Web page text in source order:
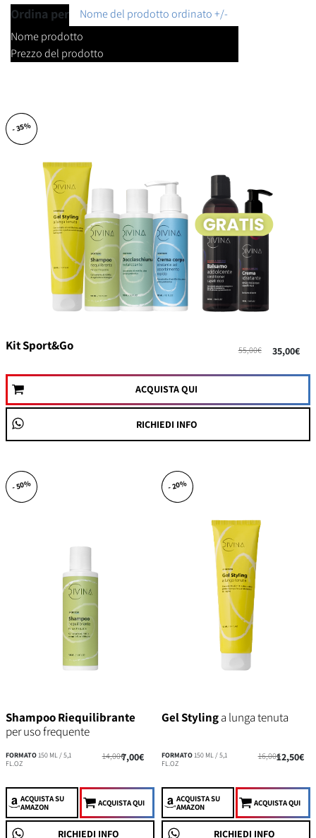
Ordina per
Nome del prodotto ordinato +/-
Nome prodotto
Prezzo del prodotto
- 35%
Kit Sport&Go 55,00€ 35,00€
ACQUISTA QUI
RICHIEDI INFO
- 50%
Shampoo Riequilibrante
per uso frequente
FORMATO 150 ML / 5,1
FL.OZ
14,00€7,00€
ACQUISTASU
AMAZON
ACQUISTA QUI
RICHIEDI INFO
- 20%
Gel Stylinga lunga tenuta
FORMATO 150 ML / 5,1
FL.OZ
16,00€12,50€
ACQUISTASU
AMAZON
ACQUISTA QUI
RICHIEDI INFO